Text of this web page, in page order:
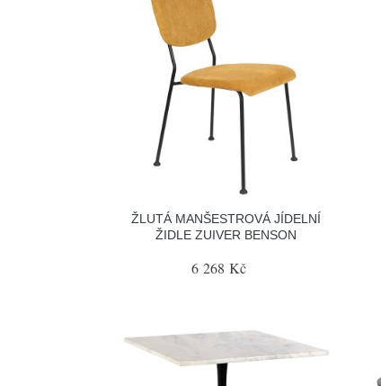
ŽLUTÁ MANŠESTROVÁ JÍDELNÍ
ŽIDLE ZUIVER BENSON
6 268 Kč